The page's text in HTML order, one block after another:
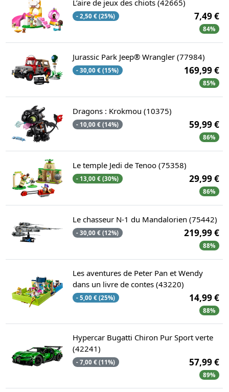
L’aire de jeux des chiots (42665)
- 2,50 € (25%) 7,49 €
84%
Jurassic Park Jeep® Wrangler (77984)
- 30,00 € (15%) 169,99 €
85%
Dragons : Krokmou (10375)
- 10,00 € (14%) 59,99 €
86%
Le temple Jedi de Tenoo (75358)
- 13,00 € (30%) 29,99 €
86%
Le chasseur N-1 du Mandalorien (75442)
- 30,00 € (12%) 219,99 €
88%
Les aventures de Peter Pan et Wendy
dans un livre de contes (43220)
- 5,00 € (25%) 14,99 €
88%
Hypercar Bugatti Chiron Pur Sport verte
(42241)
- 7,00 € (11%) 57,99 €
89%